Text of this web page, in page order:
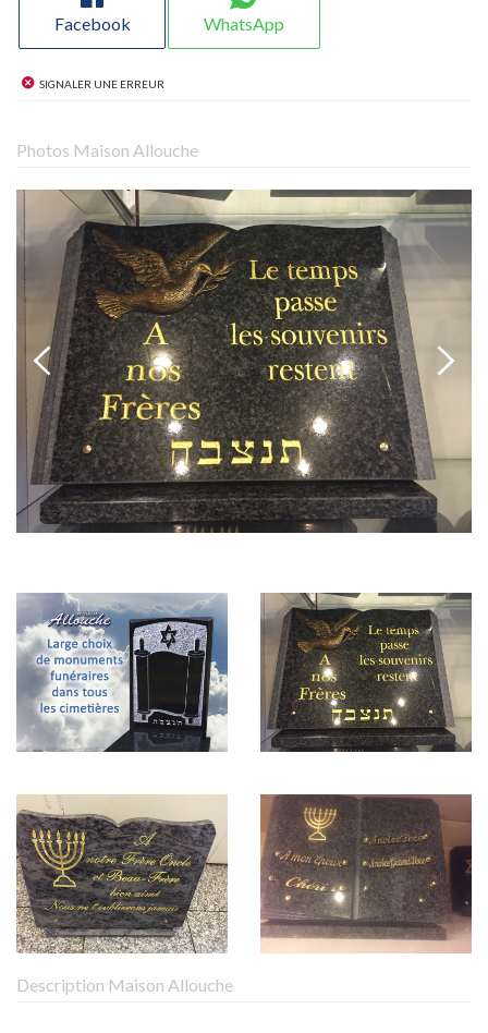
Facebook WhatsApp
Signaler une erreur
Photos Maison Allouche
Description Maison Allouche